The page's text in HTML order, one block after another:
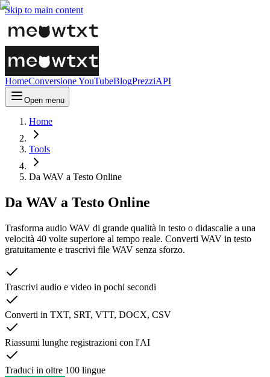
Skip to main content
HomeConversione YouTubeBlogPrezziAPI
Open menu
Home
Tools
Da WAV a Testo Online
Da WAV a Testo Online
Trasforma audio WAV di grande qualità in testo o didascalie a una
velocità 40 volte superiore al tempo reale. Converti WAV in testo
gratuitamente e trascrivi file WAV senza sforzo.
Trascrivi audio e video in pochi secondi
Converti in TXT, SRT, VTT, DOCX, CSV
Riassumi lunghe registrazioni con l'AI
Traduci in oltre 100 lingue